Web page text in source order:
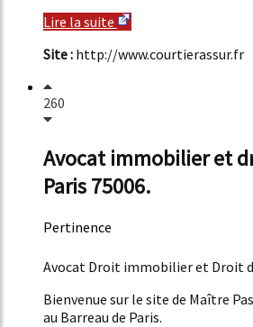
Lire la suite
Site : http://www.courtierassur.fr
260
Avocat immobilier et
Paris 75006.
Pertinence
Avocat Droit immobilier et Droit
Bienvenue sur le site de Maître
au Barreau de Paris.